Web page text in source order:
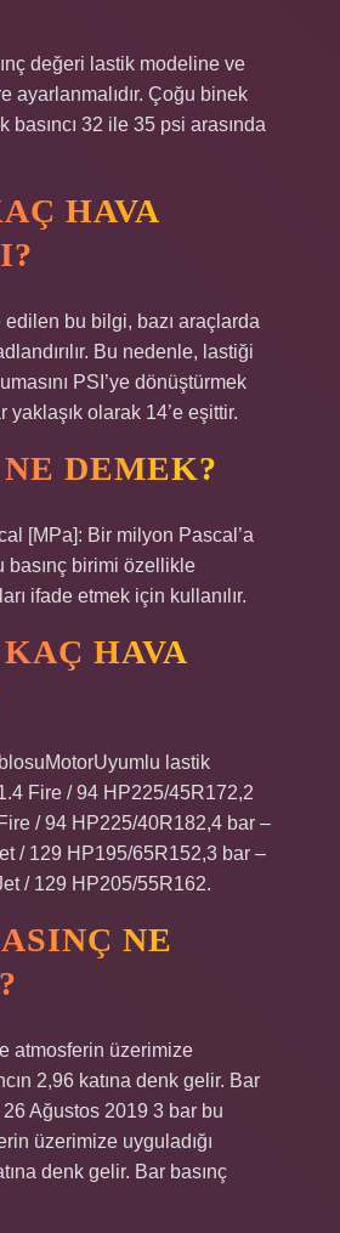
değeri lastik modeline ve
ayarlanmalıdır. Çoğu binek
basıncı 32 ile 35 psi arasında
HAVA
bu bilgi, bazı araçlarda
Bu nedenle, lastiği
PSI’ye dönüştürmek
yaklaşık olarak 14’e eşittir.
DEMEK?
[MPa]: Bir milyon Pascal’a
basınç birimi özellikle
ifade etmek için kullanılır.
HAVA
lastik
Fire / 94 HP225/45R172,2
/ 94 HP225/40R182,4 bar –
/ 129 HP195/65R152,3 bar –
/ 129 HP205/55R162.
NE
atmosferin üzerimize
2,96 katına denk gelir. Bar
26 Ağustos 2019 3 bar bu
üzerimize uyguladığı
denk gelir. Bar basınç